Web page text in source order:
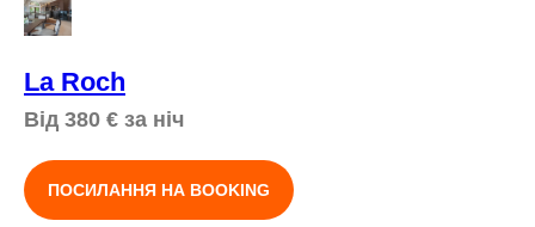
La Roch
Від 380 € за ніч
ПОСИЛАННЯ НА BOOKING